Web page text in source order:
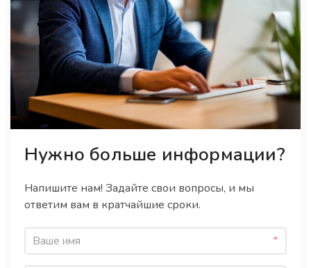
Нужно больше информации?
Напишите нам! Задайте свои вопросы, и мы
ответим вам в кратчайшие сроки.